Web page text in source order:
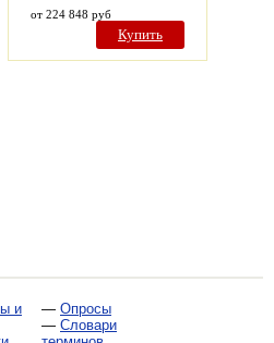
от 224 848 руб
Купить
и
— Опросы
— Словари